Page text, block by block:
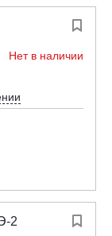

Нет в наличии

2